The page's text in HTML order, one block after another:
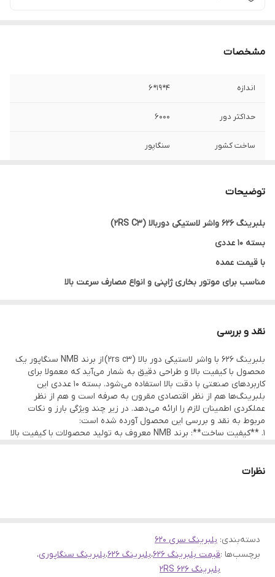
مشخصات
اندازه 4*19*6
حداکثر دور 6000
ساخت کشور سنگاپور
توضیحات
بلبرینگ 626 واشر لاستیکی دوربالا (2RS C3)
بسته 10 عددی
با قیمت عمده
مناسب برای موتور بخاری ژاپنی و انواع مصارف سرعت بالا
ساخت کشور سنگاپور
گارانتی اصالت و صحت کالا
ارسال به سراسر کشور
نقد و بررسی
بلبرینگ 626 با واشر لاستیکی دور بالا (2rs c3) از برند NMB سنگاپور یک
محصول با کیفیت بالا و طراحی دقیق به شمار می‌آید که معمولا برای
کاربردهای صنعتی با دقت بالا استفاده می‌شود. بسته 10 عددی این
بلبرینگ‌ها هم از نظر اقتصادی مقرون به صرفه است و هم از نظر
عملکردی اطمینان لازم را ارائه می‌دهد. در زیر چند ویژگی بارز و نکات
مربوط به نقد و بررسی این محصول آورده شده است:
1. **کیفیت ساخت**: برند NMB معروف به تولید محصولات با کیفیت بالا
و کارکردی روان‌تر داشته باشد.
دوام بالا و قابلیت اطمینان کسب کرده‌اند. با این حال، عمر مفید این
بلبرینگ‌ها بسیار به نوع استفاده و محیط کاری آن‌ها بستگی دارد.
4. **کاربرد**: بلبرینگ 626 برای طیف وسیعی از کاربردها مناسب است، از
نظرات
دسته‌بندی: بلبرینگ سری 620
برچسب‌ها :قیمت بلبرینگ 626 ،بلبرینگ 626 ،بلبرینگ سنگاپوری،
بلبرینگ 626 2RS